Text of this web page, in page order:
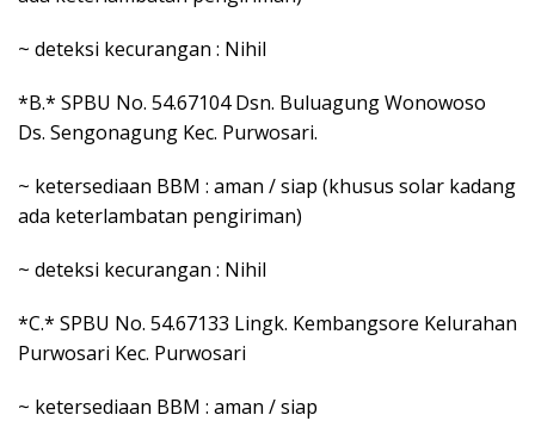
~ deteksi kecurangan : Nihil
*B.* SPBU No. 54.67104 Dsn. Buluagung Wonowoso
Ds. Sengonagung Kec. Purwosari.
~ ketersediaan BBM : aman / siap (khusus solar kadang
ada keterlambatan pengiriman)
~ deteksi kecurangan : Nihil
*C.* SPBU No. 54.67133 Lingk. Kembangsore Kelurahan
Purwosari Kec. Purwosari
~ ketersediaan BBM : aman / siap